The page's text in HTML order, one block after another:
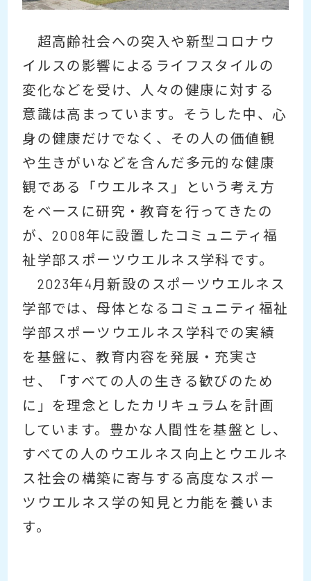
超高齢社会への突入や新型コロナウ
イルスの影響によるライフスタイルの
変化などを受け、人々の健康に対する
意識は高まっています。そうした中、心
身の健康だけでなく、その人の価値観
や生きがいなどを含んだ多元的な健康
観である「ウエルネス」という考え方
をベースに研究・教育を行ってきたの
が、2008年に設置したコミュニティ福
祉学部スポーツウエルネス学科です。
2023年4月新設のスポーツウエルネス
学部では、母体となるコミュニティ福祉
学部スポーツウエルネス学科での実績
を基盤に、教育内容を発展・充実さ
せ、「すべての人の生きる歓びのため
に」を理念としたカリキュラムを計画
しています。豊かな人間性を基盤とし、
すべての人のウエルネス向上とウエルネ
ス社会の構築に寄与する高度なスポー
ツウエルネス学の知見と力能を養いま
す。